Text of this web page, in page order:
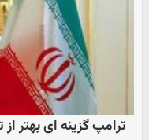
ترامپ گزینه ای بهتر